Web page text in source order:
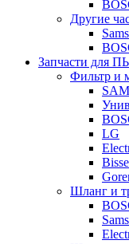
Другие
Запчасти для
Фильтр и
LG
Шланг и